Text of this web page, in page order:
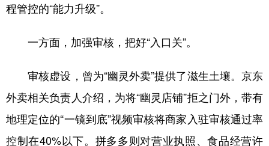
程管控的“能力升级”。
一方面，加强审核，把好“入口关”。
审核虚设，曾为“幽灵外卖”提供了滋生土壤。京东
外卖相关负责人介绍，为将“幽灵店铺”拒之门外，带有
地理定位的“一镜到底”视频审核将商家入驻审核通过率
控制在40%以下。拼多多则对营业执照、食品经营许